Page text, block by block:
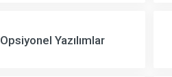
Opsiyonel Yazılımlar